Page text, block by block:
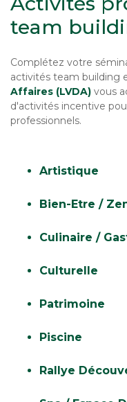
team
Complétez votre
activités team building
Affaires (LVDA) vous
d'activités incentive
professionnels.
Artistique
Bien-Etre /
Culinaire /
Culturelle
Patrimoine
Piscine
Rallye